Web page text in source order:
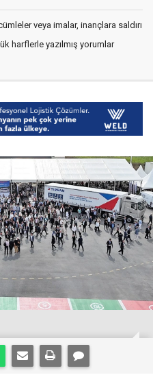
veya imalar, inançlara saldırı
harflerle yazılmış yorumlar